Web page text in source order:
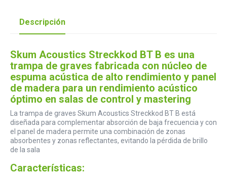
Descripción
Skum Acoustics Streckkod BT B es una
trampa de graves fabricada con núcleo de
espuma acústica de alto rendimiento y panel
de madera para un rendimiento acústico
óptimo en salas de control y mastering
La trampa de graves Skum Acoustics Streckkod BT B está
diseñada para complementar absorción de baja frecuencia y con
el panel de madera permite una combinación de zonas
absorbentes y zonas reflectantes, evitando la pérdida de brillo
de la sala
Características: